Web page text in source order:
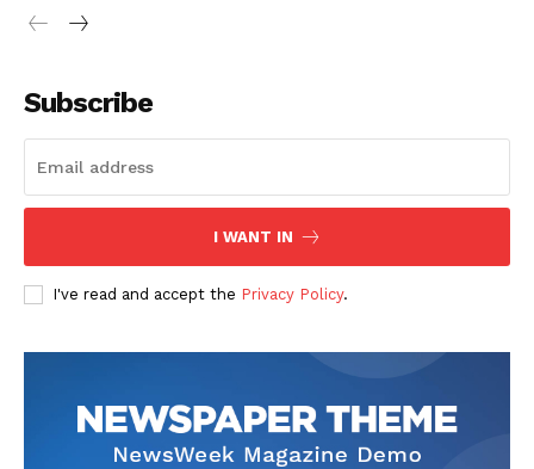
Nosotros
Subscribe
I WANT IN
I've read and accept the Privacy Policy.